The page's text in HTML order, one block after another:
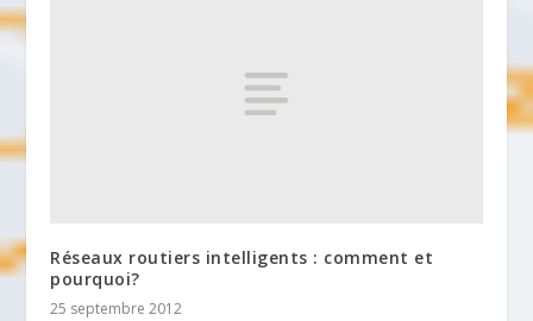
Réseaux routiers intelligents : comment et
pourquoi?
25 septembre 2012